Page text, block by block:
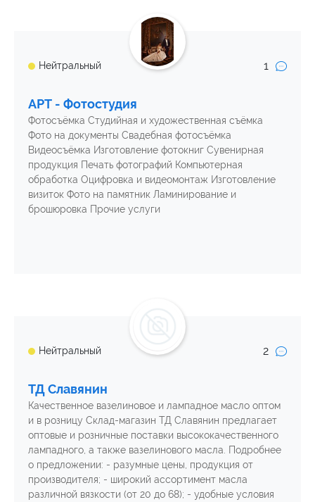
Нейтральный 1
АРТ - Фотостудия
Фотосъёмка Студийная и художественная съёмка
Фото на документы Свадебная фотосъёмка
Видеосъёмка Изготовление фотокниг Сувенирная
продукция Печать фотографий Компьютерная
обработка Оцифровка и видеомонтаж Изготовление
визиток Фото на памятник Ламинирование и
брошюровка Прочие услуги
Нейтральный 2
ТД Славянин
Качественное вазелиновое и лампадное масло оптом
и в розницу Склад-магазин ТД Славянин предлагает
оптовые и розничные поставки высококачественного
лампадного, а также вазелинового масла. Подробнее
о предложении: - разумные цены, продукция от
производителя; - широкий ассортимент масла
различной вязкости (от 20 до 68); - удобные условия